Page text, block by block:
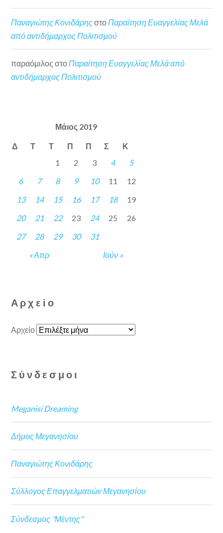
Παναγιώτης Κονιδάρηςστο Παραίτηση Ευαγγελίας Μελά
από αντιδήμαρχος Πολιτισμού
παραόμιλος στο Παραίτηση Ευαγγελίας Μελά από
αντιδήμαρχος Πολιτισμού
Μάιος 2019
Δ Τ Τ Π Π Σ Κ
« Απρ Ιούν »
1 2 3 4
5
6
7 8 9 10 11
12
13
14 15 16 17 18
19
20
21 22 23 24 25
26
27
28 29 30 31
Αρχείο
Αρχείο
Σύνδεσμοι
Meganisi Dreaming
Δήμος Μεγανησίου
Παναγιώτης Κονιδάρης
Σύλλογος Επαγγελματιών Μεγανησίου
Σύνδεσμος "Μέντης"